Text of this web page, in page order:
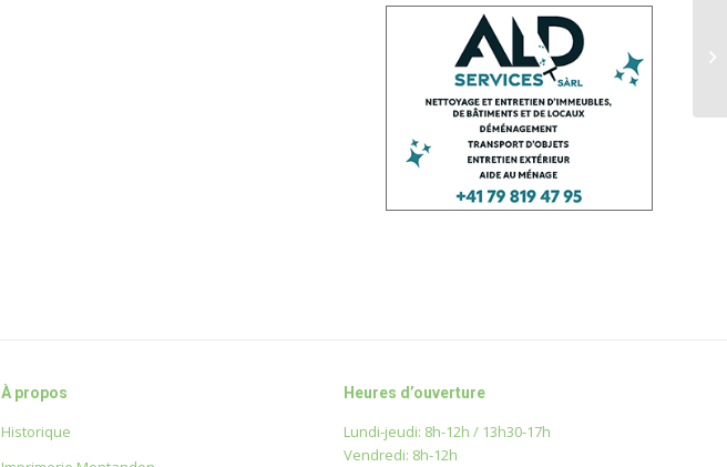
À propos
Historique
Heures d’ouverture
Lundi-jeudi: 8h-12h / 13h30-17h
Vendredi: 8h-12h